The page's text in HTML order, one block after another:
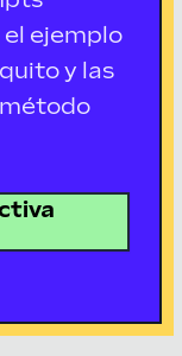
ejemplo
y las